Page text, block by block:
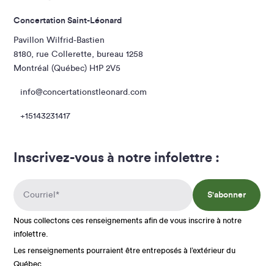
Concertation Saint-Léonard
Pavillon Wilfrid-Bastien
8180, rue Collerette, bureau 1258
Montréal (Québec) H1P 2V5
info@concertationstleonard.com
+15143231417
Inscrivez-vous à notre infolettre :
S'abonner
Nous collectons ces renseignements afin de vous inscrire à notre
infolettre.
Les renseignements pourraient être entreposés à l’extérieur du
Québec